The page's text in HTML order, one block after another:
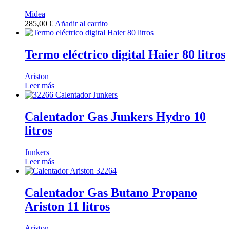
Midea
285,00 € Añadir al carrito
Termo eléctrico digital Haier 80 litros
Ariston
Leer más
Calentador Gas Junkers Hydro 10
litros
Junkers
Leer más
Calentador Gas Butano Propano
Ariston 11 litros